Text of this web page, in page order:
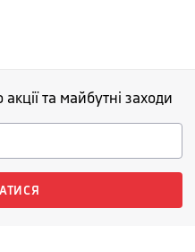
та майбутні заходи